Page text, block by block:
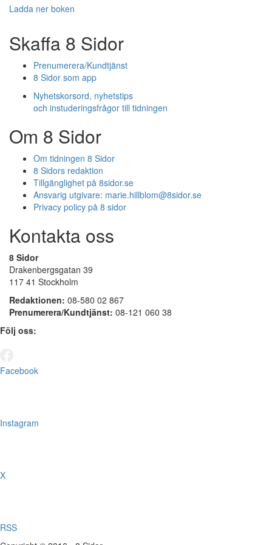
Ladda ner boken
Skaffa 8 Sidor
Prenumerera/Kundtjänst
8 Sidor som app
Nyhetskorsord, nyhetstips
och instuderingsfrågor till tidningen
Om 8 Sidor
Om tidningen 8 Sidor
8 Sidors redaktion
Tillgänglighet på 8sidor.se
Ansvarig utgivare: marie.hillblom@8sidor.se
Privacy policy på 8 sidor
Kontakta oss
8 Sidor
Drakenbergsgatan 39
117 41 Stockholm
Redaktionen: 08-580 02 867
Prenumerera/Kundtjänst: 08-121 060 38
Följ oss:
Facebook
Instagram
X
RSS